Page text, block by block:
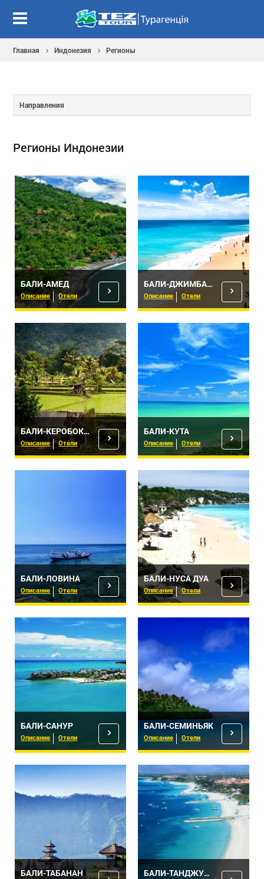
Главная Индонезия Регионы
Направления
Регионы Индонезии
БАЛИ-АМЕД
Описание Отели
БАЛИ-ДЖИМБАРАН
Описание Отели
БАЛИ-КЕРОБОКАН
Описание Отели
БАЛИ-КУТА
Описание Отели
БАЛИ-ЛОВИНА
Описание Отели
БАЛИ-НУСА ДУА
Описание Отели
БАЛИ-САНУР
Описание Отели
БАЛИ-СЕМИНЬЯК
Описание Отели
БАЛИ-ТАБАНАН БАЛИ-ТАНДЖУНГ БЕНОА